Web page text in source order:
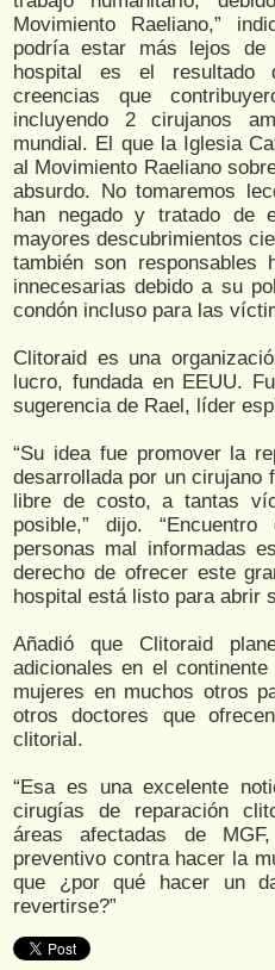
Movimiento Raeliano,”
podría estar más lejos de
hospital es el resultado
creencias que
incluyendo 2 cirujanos
mundial. El que la Iglesia
al Movimiento Raeliano
absurdo. No tomaremos
han negado y tratado de
mayores descubrimientos
también son responsables
innecesarias debido a su
condón incluso para las
Clitoraid es una
lucro, fundada en EEUU.
sugerencia de Rael, líder
“Su idea fue promover la
desarrollada por un cirujano
libre de costo, a tantas
posible,” dijo.
personas mal informadas
derecho de ofrecer este
hospital está listo para abrir
Añadió que Clitoraid
adicionales en el
mujeres en muchos otros
otros doctores que
clitorial.
“Esa es una excelente
cirugías de reparación
áreas afectadas de
preventivo contra hacer la
que ¿por qué hacer un
revertirse?”